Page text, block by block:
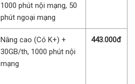
1000 phút nội mạng, 50
phút ngoại mạng
Nâng cao (Có K+) +
30GB/th, 1000 phút nội
mạng
443.000đ